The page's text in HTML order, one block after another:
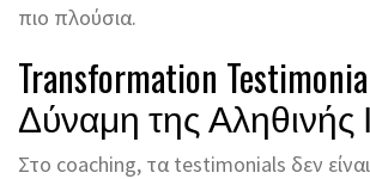
πιο πλούσια.
Transformation
Δύναμη της Αληθινής
Στο coaching, τα testimonials δεν